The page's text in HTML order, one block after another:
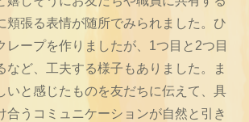
頬張る表情が随所でみられました。ひ
レープを作りましたが、1つ目と2つ目
など、工夫する様子もありました。ま
いと感じたものを友だちに伝えて、具
合うコミュニケーションが自然と引き